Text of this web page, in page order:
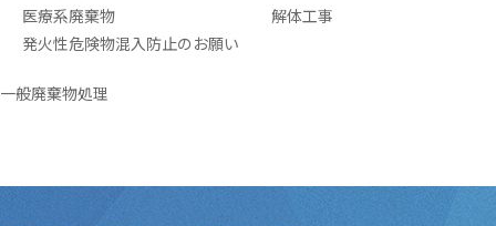
医療系廃棄物
発火性危険物混入防止のお願い
一般廃棄物処理
解体工事